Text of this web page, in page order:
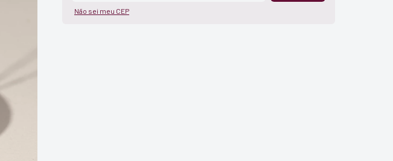
Não sei meu CEP